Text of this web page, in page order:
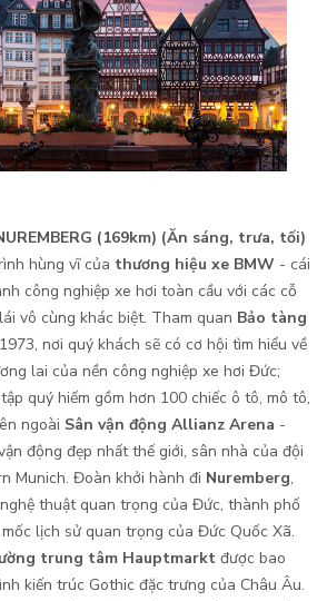
(169km) (Ăn sáng, trưa, tối)
hùng vĩ của thương hiệu xe BMW - cái
công nghiệp xe hơi toàn cầu với các cỗ
vô cùng khác biệt. Tham quan Bảo tàng
nơi quý khách sẽ có cơ hội tìm hiểu về
lai của nền công nghiệp xe hơi Đức;
quý hiếm gồm hơn 100 chiếc ô tô, mô tô,
ngoài Sân vận động Allianz Arena -
động đẹp nhất thế giới, sân nhà của đội
Munich. Đoàn khởi hành đi Nuremberg,
thuật quan trọng của Đức, thành phố
lịch sử quan trọng của Đức Quốc Xã.
trung tâm Hauptmarkt được bao
kiến trúc Gothic đặc trưng của Châu Âu.